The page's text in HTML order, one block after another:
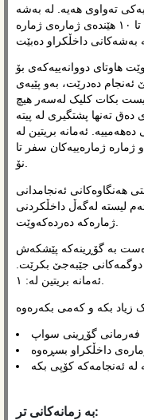
تەواوی هەیە. لە بەشە
بەشەیییەکەیدا، ئەنجامەکە وردبینییەکەی تا ١٠ هێندەی ژمارەی ژمارە
هاوتای دووانەییەکەی بۆ
دەدرێت، بەو پێیەی
بکات کلیک لەسەر هیچ
تەنها پشتگیری لە پیتە
ئەمانە بریتین لە
ژمارەییەکان سفر تا
نۆ.
هەنگاوەکانی ئەنجامدانی
لیستە لەگەڵ داخڵکردنی
بە گۆڕینەکە پێشکەش
جێبەجێ بکرێت.
ئەمانە بریتین لە: ١.
زیاد بکە و کەمی بکەرەوە
فەرمانی گۆڕینی سواپ
داخڵکراو بسڕەوە
لە ئەنجامەکە کۆپی بکە
بە زمانەکانی تر: